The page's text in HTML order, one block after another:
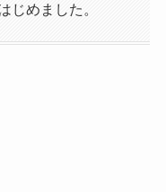
じめました。